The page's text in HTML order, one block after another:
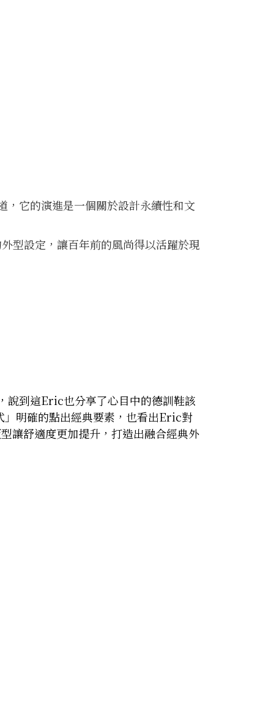
，它的演進是一個關於設計永續性和文
型設定，讓百年前的風尚得以活躍於現
說到這Eric也分享了心目中的德訓鞋該
明確的點出經典要素，也看出Eric對
讓舒適度更加提升，打造出融合經典外